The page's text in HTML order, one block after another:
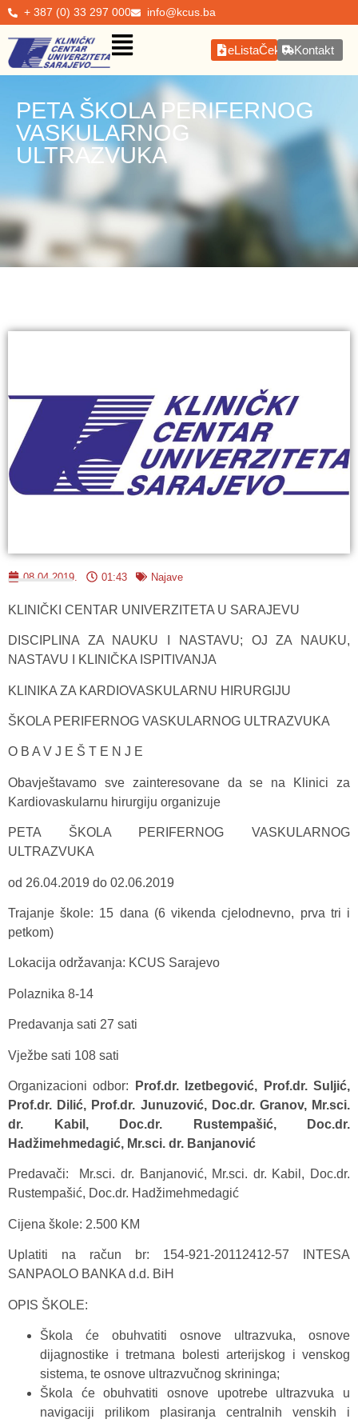
+ 387 (0) 33 297 000 info@kcus.ba
eListaČekanjaKontakt
PETA ŠKOLA PERIFERNOG
VASKULARNOG
ULTRAZVUKA
08.04.2019. 01:43 Najave
KLINIČKI CENTAR UNIVERZITETA U SARAJEVU
DISCIPLINA ZA NAUKU I NASTAVU; OJ ZA NAUKU,
NASTAVU I KLINIČKA ISPITIVANJA
KLINIKA ZA KARDIOVASKULARNU HIRURGIJU
ŠKOLA PERIFERNOG VASKULARNOG ULTRAZVUKA
O B A V J E Š T E N J E
Obavještavamo sve zainteresovane da se na Klinici za
Kardiovaskularnu hirurgiju organizuje
PETA ŠKOLA PERIFERNOG VASKULARNOG
ULTRAZVUKA
od 26.04.2019 do 02.06.2019
Trajanje škole: 15 dana (6 vikenda cjelodnevno, prva tri i
petkom)
Lokacija održavanja: KCUS Sarajevo
Polaznika 8-14
Predavanja sati 27 sati
Vježbe sati 108 sati
Organizacioni odbor:
Prof.dr. Izetbegović, Prof.dr. Suljić,
Prof.dr. Dilić, Prof.dr. Junuzović, Doc.dr. Granov, Mr.sci.
dr. Kabil, Doc.dr. Rustempašić, Doc.dr.
Hadžimehmedagić, Mr.sci. dr. Banjanović
Predavači: Mr.sci. dr. Banjanović, Mr.sci. dr. Kabil, Doc.dr.
Rustempašić, Doc.dr. Hadžimehmedagić
Cijena škole: 2.500 KM
Uplatiti na račun br: 154-921-20112412-57 INTESA
SANPAOLO BANKA d.d. BiH
OPIS ŠKOLE:
Škola će obuhvatiti osnove ultrazvuka, osnove
dijagnostike i tretmana bolesti arterijskog i venskog
sistema, te osnove ultrazvučnog skrininga;
Škola će obuhvatiti osnove upotrebe ultrazvuka u
navigaciji prilikom plasiranja centralnih venskih i